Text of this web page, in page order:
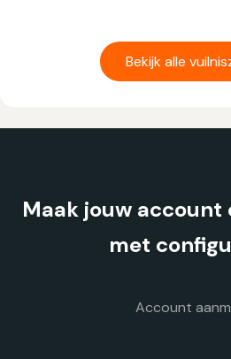
Deze
worden
Bekijk alle
Maak jouw
met
Account